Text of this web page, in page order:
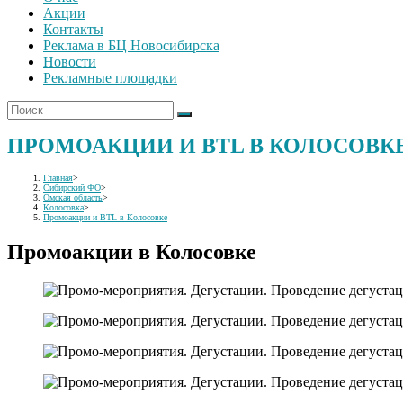
Акции
Контакты
Реклама в БЦ Новосибирска
Новости
Рекламные площадки
ПРОМОАКЦИИ И BTL В
Главная>
Сибирский ФО>
Омская область>
Колосовка>
Промоакции и BTL в Колосовке
Промоакции в Колосовке